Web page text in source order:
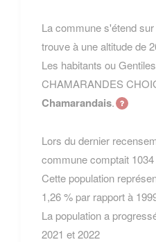
La commune s'étend
trouve à une altitude de
Les habitants ou
CHAMARANDES
Chamarandais.
Lors du dernier
commune comptait
Cette population
1,26 % par rapport à
La population a
2021 et 2022